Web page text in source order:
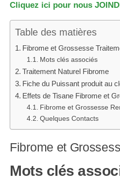
Cliquez ici pour nous
Table des matières
Fibrome et Grossesse
Mots clés associés
Traitement Naturel Fibrome
Fiche du Puissant produit au
Effets de Tisane Fibrome et
Fibrome et Grossesse
Quelques Contacts
Fibrome et
Mots clés